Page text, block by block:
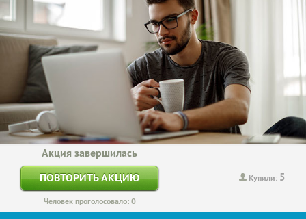
Купили: 5
Акция завершилась
ПОВТОРИТЬ АКЦИЮ
Человек проголосовало: 0